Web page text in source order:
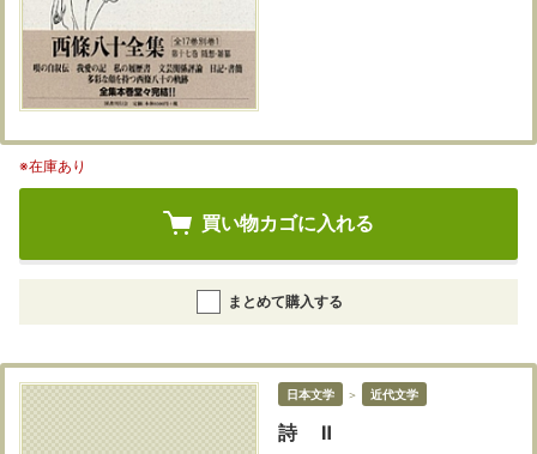
※在庫あり
買い物カゴに入れる
まとめて購入する
日本文学 ＞ 近代文学
詩 Ⅱ